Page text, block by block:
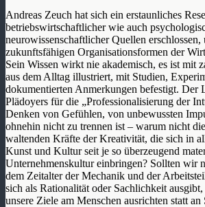
Andreas Zeuch hat sich ein erstaunliches
betriebswirtschaftlicher wie auch
neurowissenschaftlicher Quellen erschlossen,
zukunftsfähigen Organisationsformen der
Sein Wissen wirkt nie akademisch, es ist mit
aus dem Alltag illustriert, mit Studien,
dokumentierten Anmerkungen befestigt. Der
Plädoyers für die „Professionalisierung der
Denken von Gefühlen, von unbewussten
ohnehin nicht zu trennen ist – warum nicht
waltenden Kräfte der Kreativität, die sich in
Kunst und Kultur seit je so überzeugend
Unternehmenskultur einbringen? Sollten wir
dem Zeitalter der Mechanik und der
sich als Rationalität oder Sachlichkeit
unsere Ziele am Menschen ausrichten statt an